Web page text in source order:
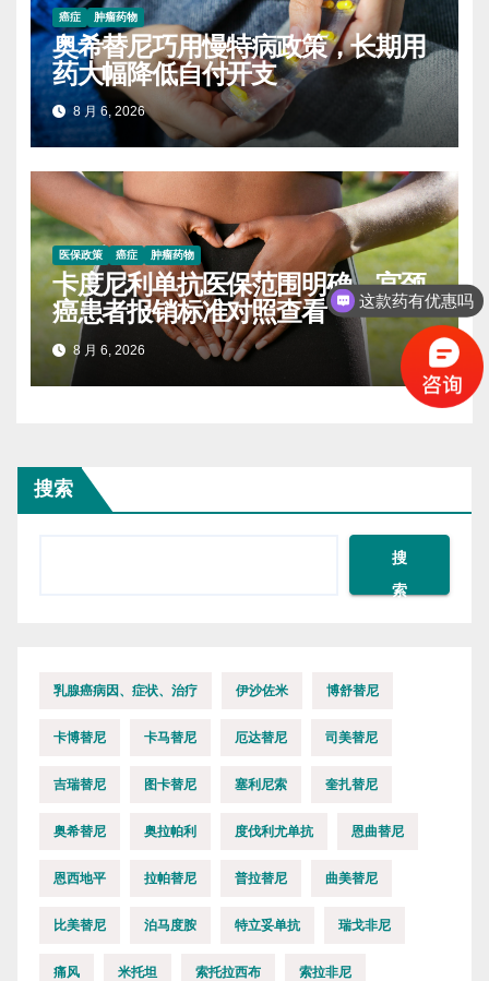
癌症 肿瘤药物
奥希替尼巧用慢特病政策，长期用
药大幅降低自付开支
8 月 6, 2026
医保政策 癌症 肿瘤药物
卡度尼利单抗医保范围明确，宫颈
癌患者报销标准对照查看
8 月 6, 2026
搜索
搜
索
乳腺癌病因、症状、治疗 伊沙佐米 博舒替尼
卡博替尼 卡马替尼 厄达替尼 司美替尼
吉瑞替尼 图卡替尼 塞利尼索 奎扎替尼
奥希替尼 奥拉帕利 度伐利尤单抗 恩曲替尼
恩西地平 拉帕替尼 普拉替尼 曲美替尼
比美替尼 泊马度胺 特立妥单抗 瑞戈非尼
痛风 米托坦 索托拉西布 索拉非尼
这款药有优惠吗